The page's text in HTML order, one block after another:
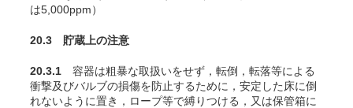
は5,000ppm）
20.3 貯蔵上の注意
20.3.1 容器は粗暴な取扱いをせず，転倒，転落等による
衝撃及びバルブの損傷を防止するために，安定した床に倒
れないように置き，ロープ等で縛りつける，又は保管箱に